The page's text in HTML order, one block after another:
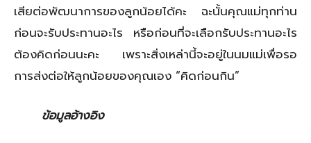
เสียต่อพัฒนาการของลูกน้อยได้คะ ฉะนั้นคุณแม่ทุกท่าน
ก่อนจะรับประทานอะไร หรือก่อนที่จะเลือกรับประทานอะไร
ต้องคิดก่อนนะคะ เพราะสิ่งเหล่านี้จะอยู่ในนมแม่เพื่อรอ
การส่งต่อให้ลูกน้อยของคุณเอง “คิดก่อนกิน”
ข้อมูลอ้างอิง